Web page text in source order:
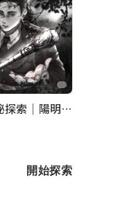
《巡行者》軍事碉堡神秘探索｜陽明書屋實境遊戲
開始探索